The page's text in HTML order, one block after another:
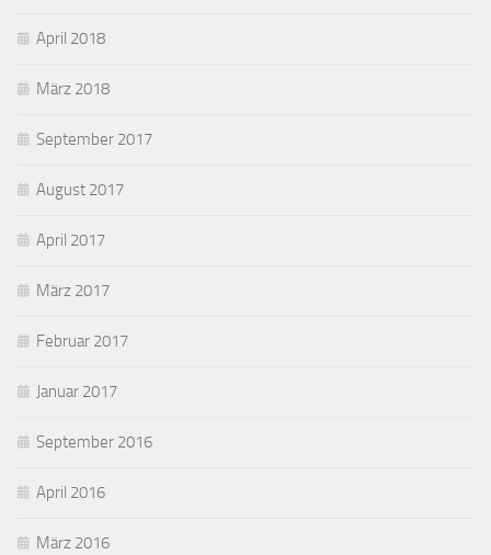
April 2018
März 2018
September 2017
August 2017
April 2017
März 2017
Februar 2017
Januar 2017
September 2016
April 2016
März 2016